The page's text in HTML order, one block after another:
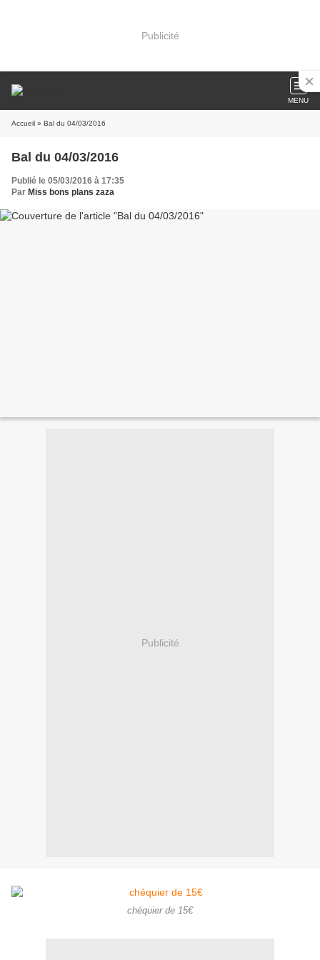
Publicité
MENU
Accueil » Bal du 04/03/2016
Bal du 04/03/2016
Publié le 05/03/2016 à 17:35
Par Miss bons plans zaza
Publicité
chéquier de 15€